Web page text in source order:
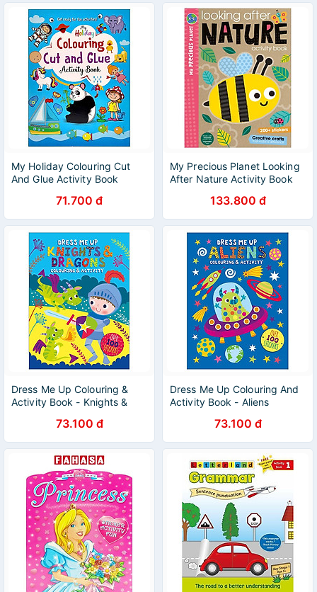
My Holiday Colouring Cut
And Glue Activity Book
71.700 đ
My Precious Planet Looking
After Nature Activity Book
133.800 đ
Dress Me Up Colouring &
Activity Book - Knights &
73.100 đ
Dress Me Up Colouring And
Activity Book - Aliens
73.100 đ